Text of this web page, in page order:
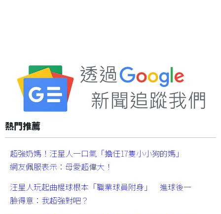
熱門推薦
超強奶媽！汪星人一口氣「擔任17隻小小狗的媽」
網友佩服表示：母愛超偉大！
汪星人玩起曲棍球根本「職業球員附身」 進球後一
臉得意：我超強對吧？